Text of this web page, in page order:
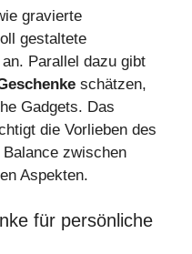
gravierte
gestaltete
Parallel dazu gibt
schätzen,
Gadgets. Das
die Vorlieben des
zwischen
Aspekten.
für persönliche